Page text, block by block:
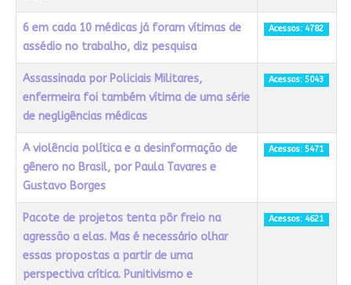
6 em cada 10 médicas já foram vítimas de
assédio no trabalho, diz pesquisa
Acessos: 4782
Assassinada por Policiais Militares,
enfermeira foi também vítima de uma série
de negligências médicas
Acessos: 5043
A violência política e a desinformação de
gênero no Brasil, por Paula Tavares e
Gustavo Borges
Acessos: 5471
Pacote de projetos tenta pôr freio na
agressão a elas. Mas é necessário olhar
essas propostas a partir de uma
perspectiva crítica. Punitivismo e
Acessos: 4621